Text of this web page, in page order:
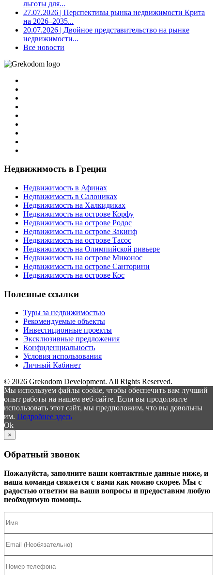
льготы для...
27.07.2026 | Перспективы рынка недвижимости Крита
на 2026–2035...
20.07.2026 | Двойное представительство на рынке
недвижимости...
Все новости
Недвижимость в Греции
Недвижимость в Афинах
Недвижимость в Салониках
Недвижимость на Халкидиках
Недвижимость на острове Корфу
Недвижимость на острове Родос
Недвижимость на острове Закинф
Недвижимость на острове Тасос
Недвижимость на Олимпийской ривьере
Недвижимость на острове Миконос
Недвижимость на острове Санторини
Недвижимость на острове Кос
Полезные ссылки
Туры за недвижимостью
Рекомендуемые объекты
Инвестиционные проекты
Эксклюзивные предложения
Конфиденциальность
Условия использования
Личный Кабинет
© 2026 Grekodom Development. All Rights Reserved.
Мы используем файлы cookie, чтобы обеспечить вам лучший
опыт работы на нашем веб-сайте. Если вы продолжите
использовать этот сайт, мы предположим, что вы довольны
им. Подробнее здесь
Ok
×
Обратный звонок
Пожалуйста, заполните ваши контактные данные ниже, и
наша команда свяжется с вами как можно скорее. Мы с
радостью ответим на ваши вопросы и предоставим любую
необходимую помощь.